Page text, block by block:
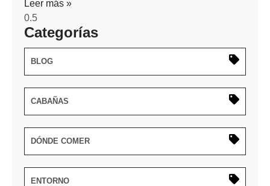
Leer más »
Categorías
BLOG
CABAÑAS
DÓNDE COMER
ENTORNO